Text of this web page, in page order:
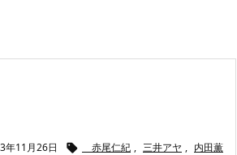
年11月26日  赤尾仁紀 , 三井アヤ , 内田薫